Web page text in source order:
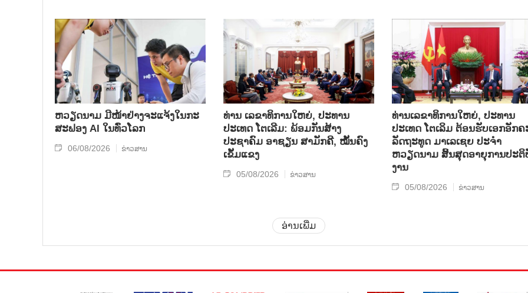
ຫວຽດນາມ ມີໜ້າຢ່າງຈະແຈ້ງໃນກະ
ສະຟອງ AI ໃນທົ່ວໂລກ
06/08/2026 ຂ່າວສານ
ທ່ານ ເລຂາທິການໃຫຍ່, ປະທານ
ປະເທດ ໂຕເລີມ: ພ້ອມກັນສ້າງ
ປະຊາຄົມ ອາຊຽນ ສາມັກຄີ, ໝັ້ນຄົງ
ເຂັ້ມແຂງ
05/08/2026 ຂ່າວສານ
ທ່ານເລຂາທິການໃຫຍ່, ປະທານ
ປະເທດ ໂຕເລິມ ຕ້ອນຮັບເອກອັກຄ
ລັດຖະທູດ ມາເລເຊຍ ປະຈຳ
ຫວຽດນາມ ສິ້ນສຸດອາຍຸການປະຕິ
ງານ
05/08/2026 ຂ່າວສານ
ອ່ານເພີ່ມ